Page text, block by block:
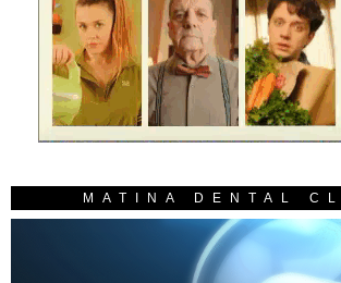
MATINA DENTAL